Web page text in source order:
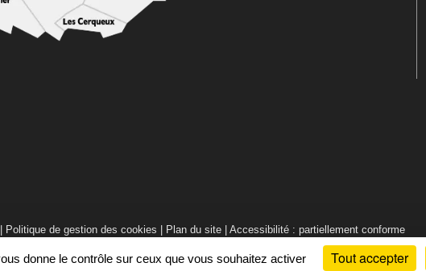
donne le contrôle sur ceux que vous souhaitez activer Tout accepter
Politique de gestion des cookies Plan du site Accessibilité : partiellement conforme